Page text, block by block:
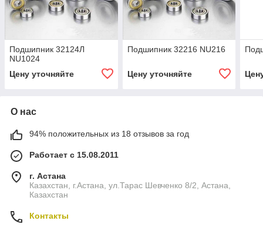
Подшипник 32124Л
NU1024
Цену уточняйте
Подшипник 32216 NU216
Цену уточняйте
О нас
94% положительных из 18 отзывов за год
Работает с 15.08.2011
г. Астана
Казахстан, г.Астана, ул.Тарас Шевченко 8/2, Астана,
Казахстан
Контакты